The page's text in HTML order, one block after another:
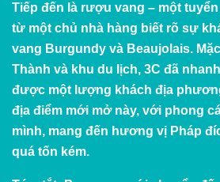
Tiếp đến là rượu vang – một
từ một chủ nhà hàng biết rõ sự
vang Burgundy và Beaujolais.
Thành và khu du lịch, 3C đã
được một lượng khách địa
địa điểm mới mở này, với phong
mình, mang đến hương vị Pháp
quá tốn kém.